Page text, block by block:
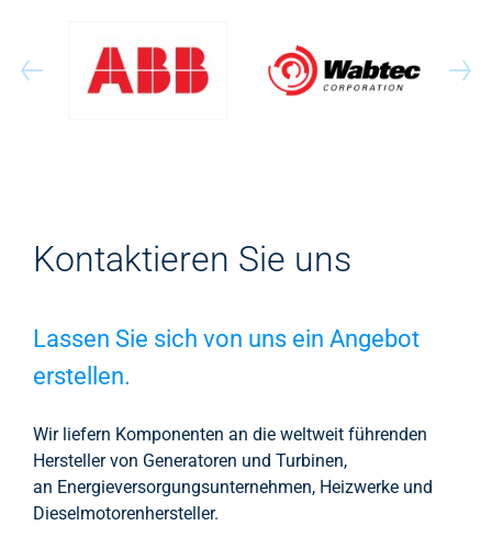
Kontaktieren Sie uns
Lassen Sie sich von uns ein Angebot
erstellen.
Wir liefern Komponenten an die weltweit führenden
Hersteller von Generatoren und Turbinen,
an Energieversorgungsunternehmen, Heizwerke und
Dieselmotorenhersteller.